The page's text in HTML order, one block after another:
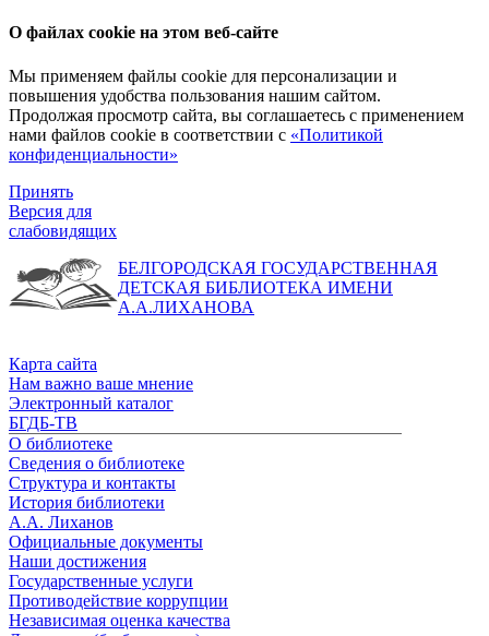
О файлах cookie на этом веб-сайте
Мы применяем файлы cookie для персонализации и
повышения удобства пользования нашим сайтом.
Продолжая просмотр сайта, вы соглашаетесь с применением
нами файлов cookie в соответствии с «Политикой
конфиденциальности»
Принять
Версия для
слабовидящих
БЕЛГОРОДСКАЯ ГОСУДАРСТВЕННАЯ
ДЕТСКАЯ БИБЛИОТЕКА ИМЕНИ
А.А.ЛИХАНОВА
Карта сайта
Нам важно ваше мнение
Электронный каталог
БГДБ-ТВ
О библиотеке
Сведения о библиотеке
Структура и контакты
История библиотеки
А.А. Лиханов
Официальные документы
Наши достижения
Государственные услуги
Противодействие коррупции
Независимая оценка качества